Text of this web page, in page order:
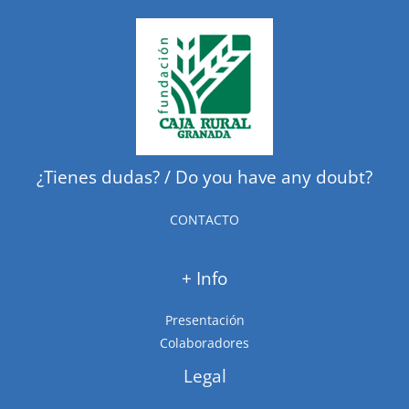
¿Tienes dudas? / Do you have any doubt?
CONTACTO
+ Info
Presentación
Colaboradores
Legal